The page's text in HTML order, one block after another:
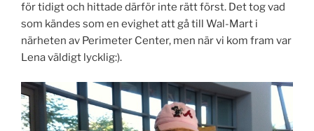
för tidigt och hittade därför inte rätt först. Det tog vad
som kändes som en evighet att gå till Wal-Mart i
närheten av Perimeter Center, men när vi kom fram var
Lena väldigt lycklig:).